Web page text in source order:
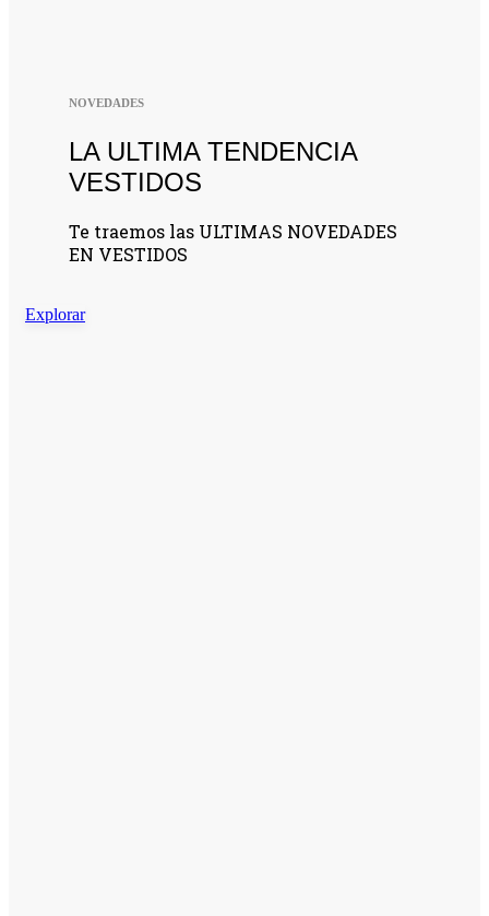
NOVEDADES
LA ULTIMA TENDENCIA
VESTIDOS
Te traemos las ULTIMAS NOVEDADES
EN VESTIDOS
Explorar